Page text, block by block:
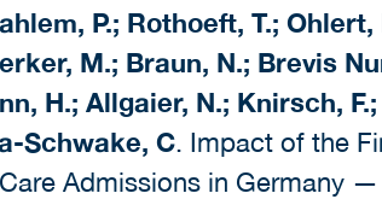
P.; Rothoeft, T.; Ohlert,
M.; Braun, N.; Brevis
H.; Allgaier, N.; Knirsch, F.;
Schwake, C. Impact of the
Admissions in Germany